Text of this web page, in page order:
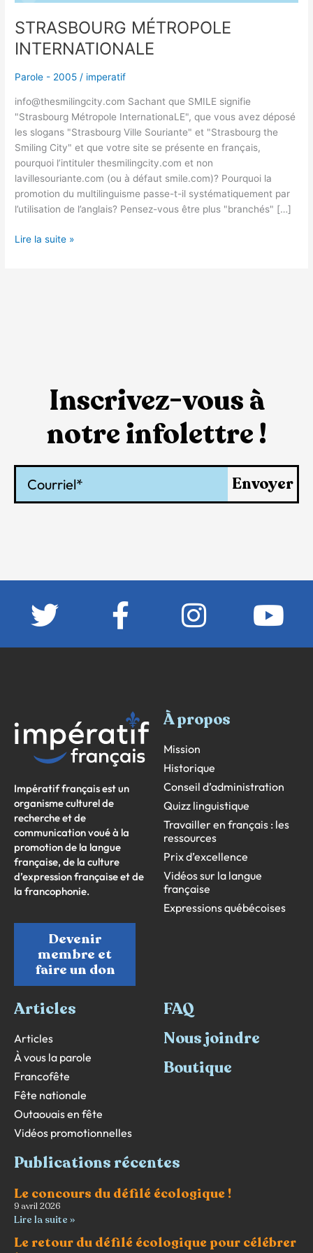
STRASBOURG MÉTROPOLE
INTERNATIONALE
Parole - 2005 / imperatif
info@thesmilingcity.com Sachant que SMILE signifie
"Strasbourg Métropole InternationaLE", que vous avez déposé
les slogans "Strasbourg Ville Souriante" et "Strasbourg the
Smiling City" et que votre site se présente en français,
pourquoi l’intituler thesmilingcity.com et non
lavillesouriante.com (ou à défaut smile.com)? Pourquoi la
promotion du multilinguisme passe-t-il systématiquement par
l’utilisation de l’anglais? Pensez-vous être plus "branchés" […]
Lire la suite »
Inscrivez-vous à
notre infolettre !
Envoyer
Impératif français est un
organisme culturel de
recherche et de
communication voué à la
promotion de la langue
française, de la culture
d’expression française et de
la francophonie.
Devenir
membre et
faire un don
À propos
Mission
Historique
Conseil d’administration
Quizz linguistique
Travailler en français : les
ressources
Prix d’excellence
Vidéos sur la langue
française
Expressions québécoises
Articles
Articles
À vous la parole
Francofête
Fête nationale
Outaouais en fête
Vidéos promotionnelles
FAQ
Nous joindre
Boutique
Publications récentes
Le concours du défilé écologique !
9 avril 2026
Lire la suite »
Le retour du défilé écologique pour célébrer